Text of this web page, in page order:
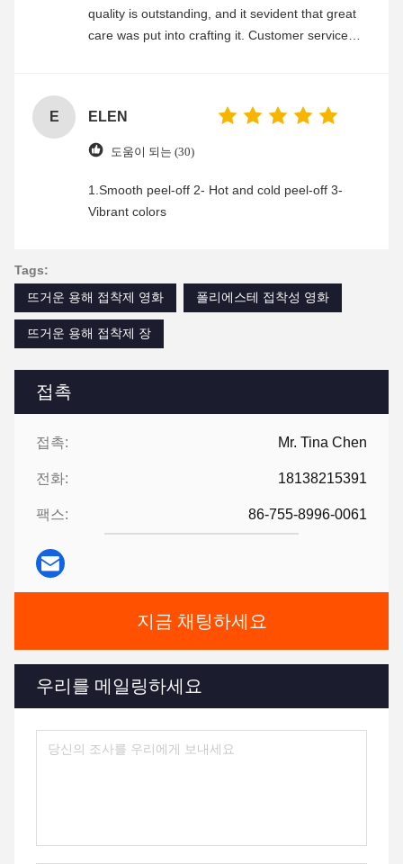
접촉
접촉: Mr. Tina Chen
전화: 18138215391
팩스: 86-755-8996-0061
지금 채팅하세요
우리를 메일링하세요
quality is outstanding, and it sevident that great
care was put into crafting it. Customer service
E ELEN
도움이 되는 (30)
1.Smooth peel-off 2- Hot and cold peel-off 3-
Vibrant colors
Tags:
뜨거운 용해 접착제 영화
폴리에스테 접착성 영화
뜨거운 용해 접착제 장